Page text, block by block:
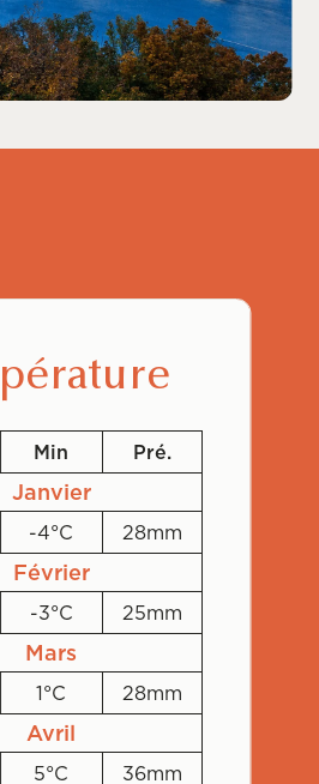
Min Pré.
Janvier
-4°C 28mm
Février
-3°C 25mm
Mars
1°C 28mm
Avril
5°C 36mm